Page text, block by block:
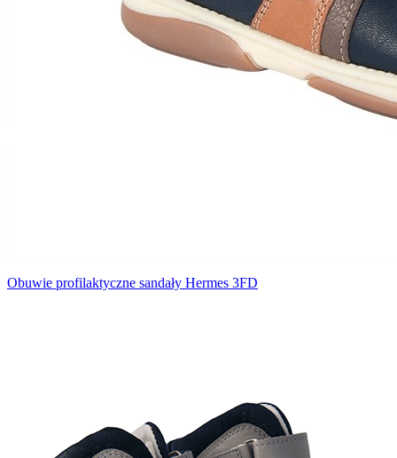
Obuwie profilaktyczne sandały Hermes 3FD